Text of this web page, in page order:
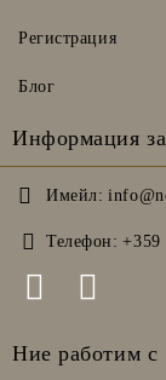
Регистрация
Блог
Информация
Имейл:
Телефон: +359
Ние работим с